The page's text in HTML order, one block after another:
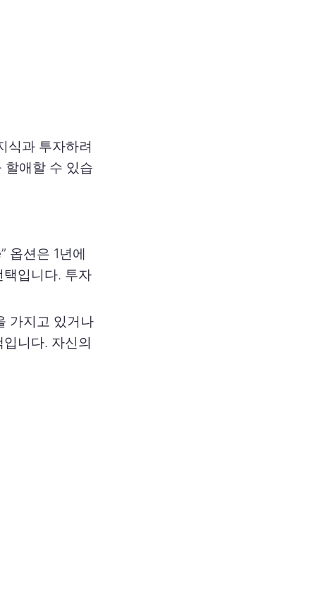
식과 투자하려
할애할 수 있습
옵션은 1년에
입니다. 투자
가지고 있거나
니다. 자신의